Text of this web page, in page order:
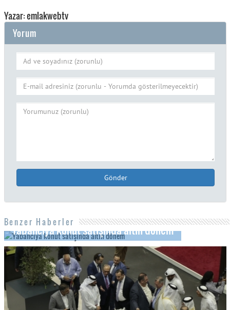
Yazar: emlakwebtv
Yorum
Gönder
Benzer Haberler
Yabancıya konut satışında altın dönem